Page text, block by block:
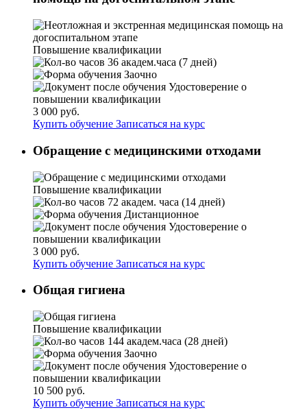
Повышение квалификации
36 академ.часа (7 дней)
Заочно
Удостоверение о
повышении квалификации
3 000 руб.
Купить обучение Записаться на курс
Обращение с медицинскими отходами
Повышение квалификации
72 академ. часа (14 дней)
Дистанционное
Удостоверение о
повышении квалификации
3 000 руб.
Купить обучение Записаться на курс
Общая гигиена
Повышение квалификации
144 академ.часа (28 дней)
Заочно
Удостоверение о
повышении квалификации
10 500 руб.
Купить обучение Записаться на курс